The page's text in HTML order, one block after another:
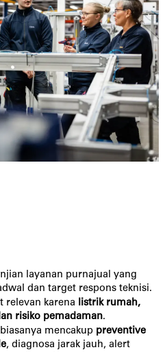
layanan purnajual yang
dan target respons teknisi.
relevan karena
listrik rumah,
risiko pemadaman.
mencakup preventive
, diagnosa jarak jauh, alert